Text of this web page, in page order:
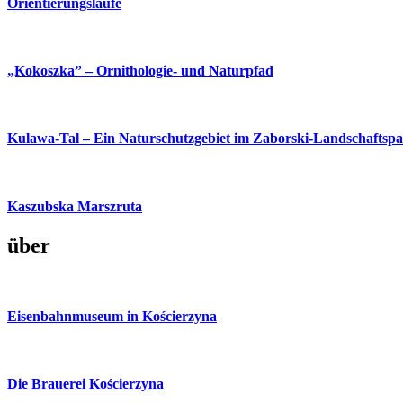
Orientierungsläufe
„Kokoszka” – Ornithologie- und Naturpfad
Kulawa-Tal – Ein Naturschutzgebiet im Zaborski-
Kaszubska Marszruta
über
Eisenbahnmuseum in Kościerzyna
Die Brauerei Kościerzyna